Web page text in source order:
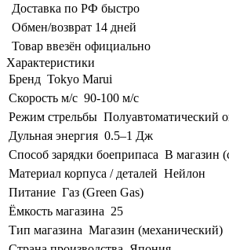
Доставка по РФ быстро
Обмен/возврат 14 дней
Товар ввезён официально
Характеристики
Бренд Tokyo Marui
Скорость м/с 90-100 м/с
Режим стрельбы Полуавтоматический
Дульная энергия 0.5–1 Дж
Способ зарядки боеприпаса В магазин
Материал корпуса / деталей Нейлон
Питание Газ (Green Gas)
Ёмкость магазина 25
Тип магазина Магазин (механический)